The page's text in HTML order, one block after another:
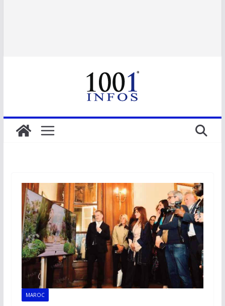
MAROC